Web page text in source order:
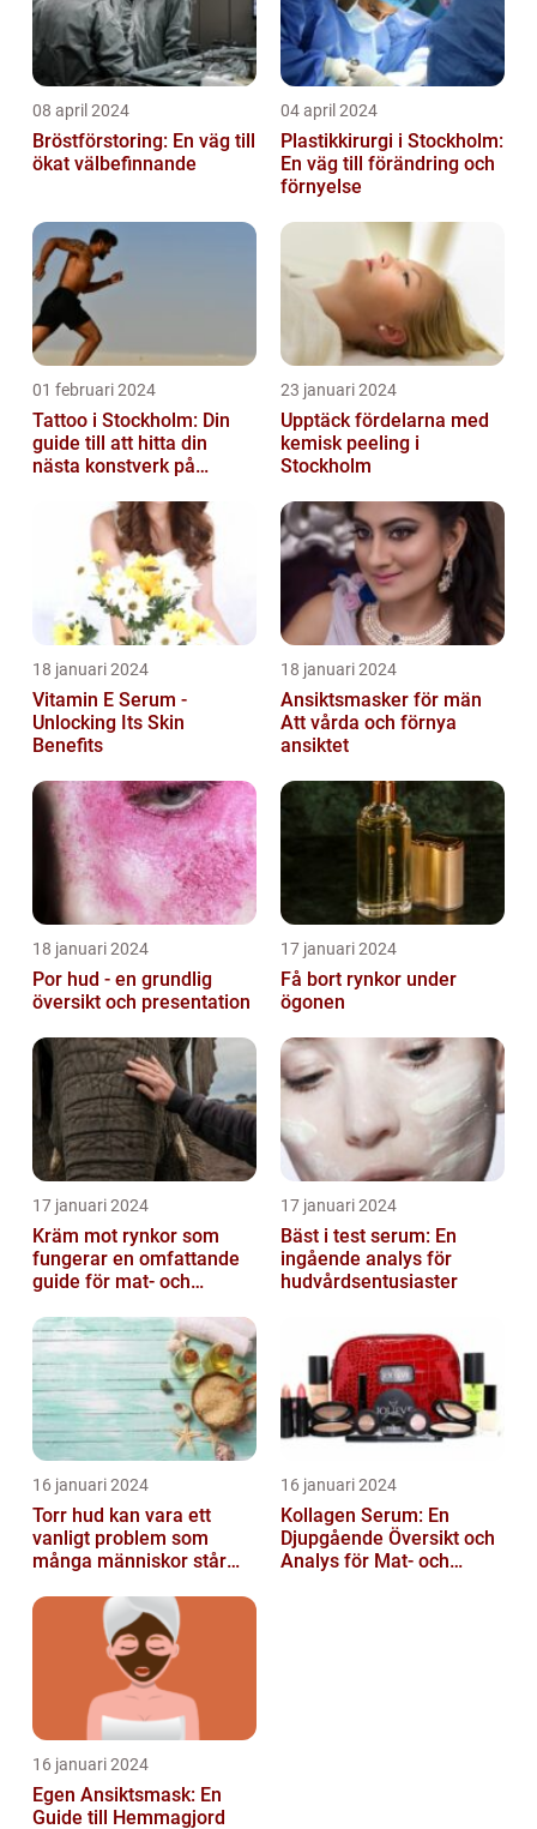
08 april 2024
Bröstförstoring: En väg till
ökat välbefinnande
04 april 2024
Plastikkirurgi i Stockholm:
En väg till förändring och
förnyelse
01 februari 2024
Tattoo i Stockholm: Din
guide till att hitta din
nästa konstverk på
23 januari 2024
Upptäck fördelarna med
kemisk peeling i
Stockholm
18 januari 2024
Vitamin E Serum -
Unlocking Its Skin
Benefits
18 januari 2024
Ansiktsmasker för män
Att vårda och förnya
ansiktet
18 januari 2024
Por hud - en grundlig
översikt och presentation
17 januari 2024
Få bort rynkor under
ögonen
17 januari 2024
Kräm mot rynkor som
fungerar en omfattande
guide för mat- och
17 januari 2024
Bäst i test serum: En
ingående analys för
hudvårdsentusiaster
16 januari 2024
Torr hud kan vara ett
vanligt problem som
många människor står
16 januari 2024
Kollagen Serum: En
Djupgående Översikt och
Analys för Mat- och
16 januari 2024
Egen Ansiktsmask: En
Guide till Hemmagjord